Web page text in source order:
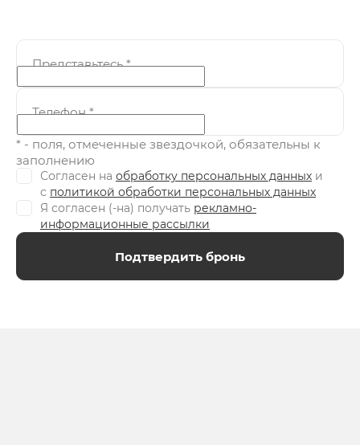
Представьтесь*
Телефон*
* - поля, отмеченные звездочкой, обязательны к
заполнению
Согласен на обработку персональных данных
c политикой обработки персональных данных
Я согласен (-на) получать рекламно-
информационные рассылки
Подтвердить бронь